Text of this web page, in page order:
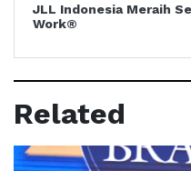
JLL Indonesia Meraih
Work®
Related